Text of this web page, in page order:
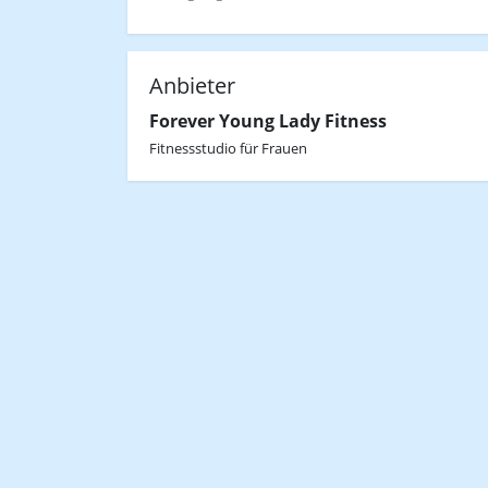
Anbieter
Forever Young Lady Fitness
Fitnessstudio für Frauen